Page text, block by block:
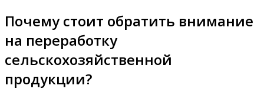
Почему стоит обратить внимание
на переработку
сельскохозяйственной
продукции?